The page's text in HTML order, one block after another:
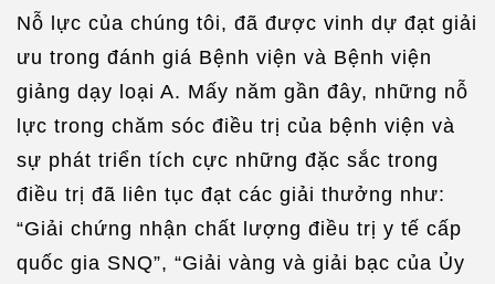
Nỗ lực của chúng tôi, đã được vinh dự đạt giải
ưu trong đánh giá Bệnh viện và Bệnh viện
giảng dạy loại A. Mấy năm gần đây, những nỗ
lực trong chăm sóc điều trị của bệnh viện và
sự phát triển tích cực những đặc sắc trong
điều trị đã liên tục đạt các giải thưởng như:
“Giải chứng nhận chất lượng điều trị y tế cấp
quốc gia SNQ”, “Giải vàng và giải bạc của Ủy